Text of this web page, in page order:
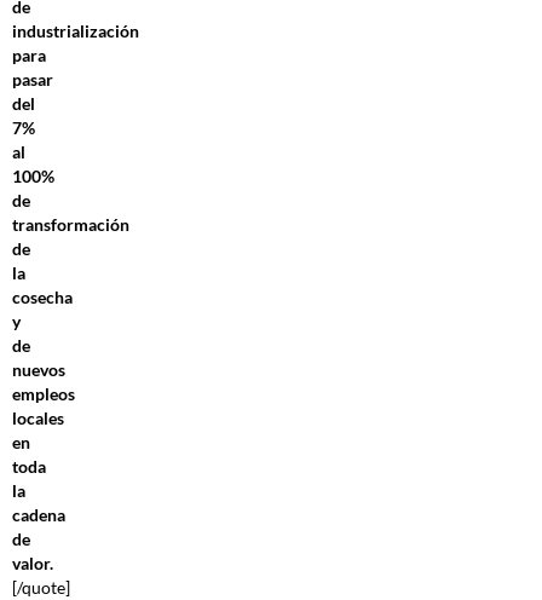
de
industrialización
para
pasar
del
7%
al
100%
de
transformación
de
la
cosecha
y
de
nuevos
empleos
locales
en
toda
la
cadena
de
valor.
[/quote]